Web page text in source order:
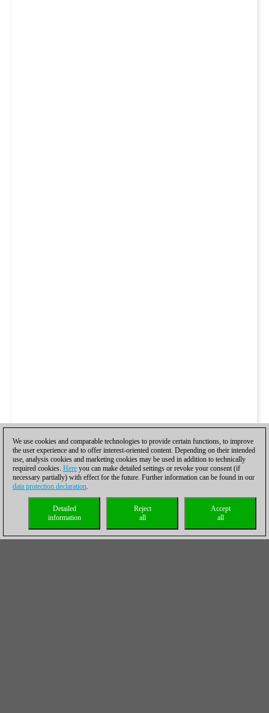
We use cookies and comparable technologies to provide certain functions, to improve
the user experience and to offer interest-oriented content. Depending on their intended
use, analysis cookies and marketing cookies may be used in addition to technically
required cookies. Here you can make detailed settings or revoke your consent (if
necessary partially) with effect for the future. Further information can be found in our
data protection declaration.
Accept
all
Reject
all
Detailed
information